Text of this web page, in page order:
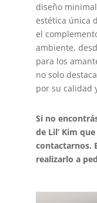
diseño
estética única
el
ambiente,
para los
no solo
por su calidad
Si no
de Lil’ Kim
contactarnos.
realizarlo a